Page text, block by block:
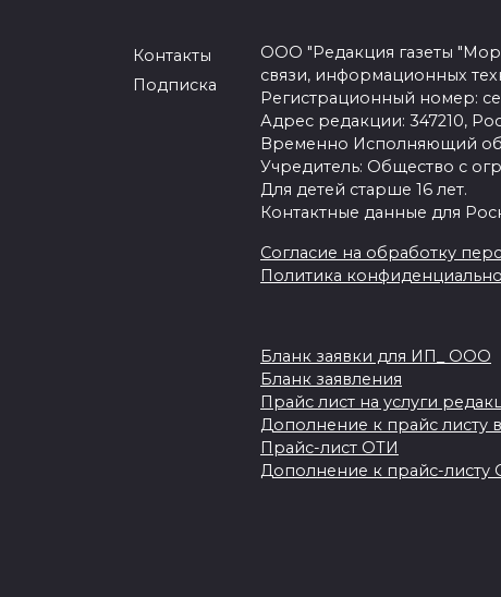
Контакты
Подписка
ООО "Редакция газеты
связи, информационных
Регистрационный номер:
Адрес редакции: 347210,
Временно Исполняющий
Учредитель: Общество с
Для детей старше 16 лет.
Контактные данные для
Согласие на обработку
Политика
Бланк заявки для ИП_ ООО
Бланк заявления
Прайс лист на услуги
Дополнение к прайс листу
Прайс-лист ОТИ
Дополнение к прайс-листу